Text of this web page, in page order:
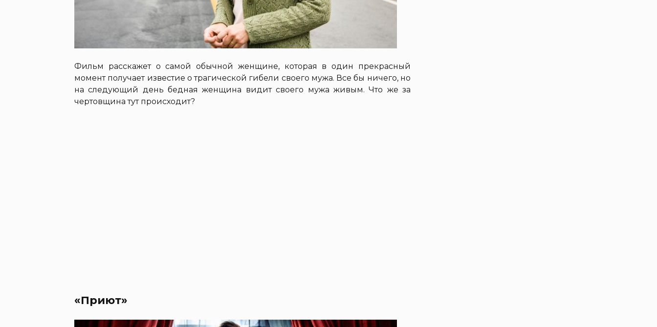
Фильм расскажет о самой обычной женщине, которая в один прекрасный
момент получает известие о трагической гибели своего мужа. Все бы ничего, но
на следующий день бедная женщина видит своего мужа живым. Что же за
чертовщина тут происходит?
«Приют»